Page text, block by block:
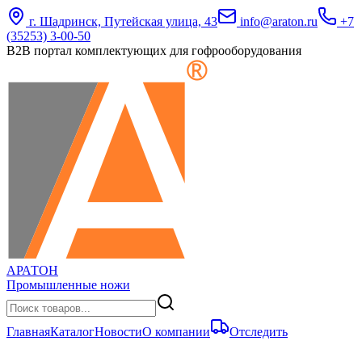
г. Шадринск, Путейская улица, 43 info@araton.ru
+7
(35253) 3-00-50
B2B портал комплектующих для гофрооборудования
АРАТОН
Промышленные ножи
ГлавнаяКаталогНовостиО компании Отследить